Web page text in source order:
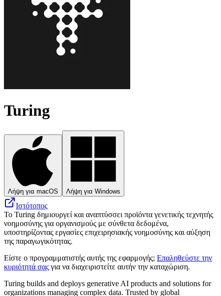
Turing
Λήψη για macOS Λήψη για Windows
Ιστότοπος
Το Turing δημιουργεί και αναπτύσσει προϊόντα γενετικής τεχνητής
νοημοσύνης για οργανισμούς με σύνθετα δεδομένα,
υποστηρίζοντας εργασίες επιχειρησιακής νοημοσύνης και αύξηση
της παραγωγικότητας.
Είστε ο προγραμματιστής αυτής της εφαρμογής; Επαληθεύστε την
κυριότητά σας για να διαχειριστείτε αυτήν την καταχώριση.
Turing builds and deploys generative AI products and solutions for
organizations managing complex data. Trusted by global